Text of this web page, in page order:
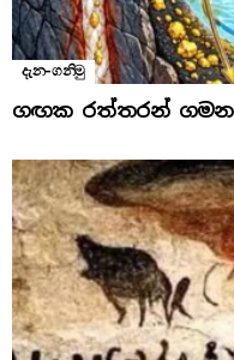
දැන-ගනිමු
ගඟක රත්තරන් ගමන